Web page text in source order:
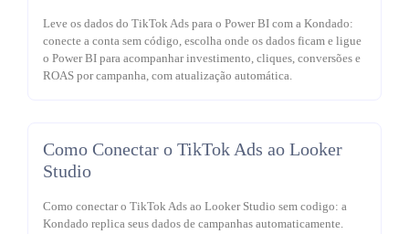
Leve os dados do TikTok Ads para o Power BI com a Kondado:
conecte a conta sem código, escolha onde os dados ficam e ligue
o Power BI para acompanhar investimento, cliques, conversões e
ROAS por campanha, com atualização automática.
Como Conectar o TikTok Ads ao Looker
Studio
Como conectar o TikTok Ads ao Looker Studio sem codigo: a
Kondado replica seus dados de campanhas automaticamente.